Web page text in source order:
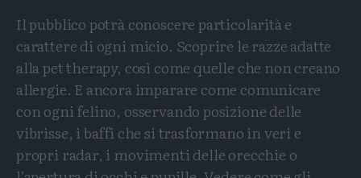
Il pubblico potrà conoscere particolarità e
carattere di ogni micio. Scoprire le razze adatte
alla pet therapy, così come quelle che non creano
allergie. E ancora imparare come comunicare
con ogni felino, osservando posizione delle
vibrisse, i baffi che si trasformano in veri e
propri radar, i movimenti delle orecchie o